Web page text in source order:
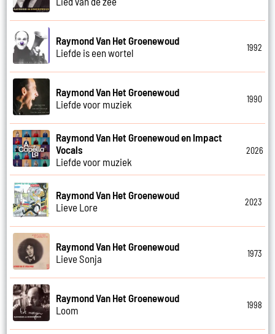
Raymond Van Het Groenewoud
Liefde is een wortel
1992
Raymond Van Het Groenewoud
Liefde voor muziek
1990
Raymond Van Het Groenewoud en Impact
Vocals
Liefde voor muziek
2026
Raymond Van Het Groenewoud
Lieve Lore
2023
Raymond Van Het Groenewoud
Lieve Sonja
1973
Raymond Van Het Groenewoud
Loom
1998